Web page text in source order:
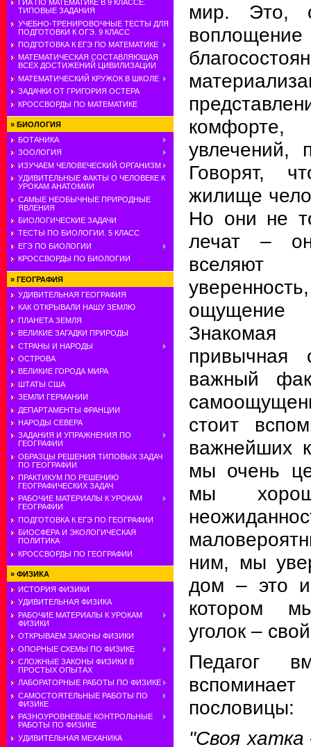
ГИА ПО МАТЕМАТИКЕ В 9 КЛАССЕ.
ТИПОВЫЕ ЗАДАНИЯ
УЧЕБНО-ТРЕНИРОВОЧНЫЕ ТЕСТЫ ДЛЯ
ПОДГОТОВКИ К ОГЭ. 9 КЛАСС
ПОДГОТОВКА К ЕГЭ ПО МАТЕМАТИКЕ
МАТЕМАТИЧЕСКАЯ СОСТАВЛЯЮЩАЯ
ВСЕХ ДОСТИЖЕНИЙ ЦИВИЛИЗАЦИИ
МАТЕМАТИЧЕСКИЙ КРУЖОК В ШКОЛЕ
ЗАДАЧКИ ОТ ГРИГОРИЯ ОСТЕРА
КРОССВОРДЫ ПО МАТЕМАТИКЕ
» БИОЛОГИЯ
БОТАНИКА
ЗООЛОГИЯ
ИЗУЧАЕМ ЧЕЛОВЕЧЕСКИЙ ОРГАНИЗМ
УДИВИТЕЛЬНЫЕ ФАКТЫ О ЧЕЛОВЕКЕ К
УРОКАМ АНАТОМИИ
САМЫЕ НЕОБЫЧНЫЕ ПРИРОДНЫЕ
ЯВЛЕНИЯ
БИОЛОГИЧЕСКИЕ ЗАДАЧИ
ТЕСТЫ ПО БИОЛОГИИ. 5 КЛАСС
ЕГЭ ПО БИОЛОГИИ
КРОССВОРДЫ ПО БИОЛОГИИ
» ГЕОГРАФИЯ
УДИВИТЕЛЬНАЯ ГЕОГРАФИЯ
КАК ОТКРЫВАЛИ НАШУ ЗЕМЛЮ
ПЛАНЕТА ЗЕМЛЯ
ВЕЛИКИЕ ЗАГАДКИ ПРИРОДЫ
СТРАНЫ И НАРОДЫ
ОСТРОВА
ВЕЛИКИЕ ГОРОДА МИРА
ШТАТЫ США
ЗЕМЛИ ГЕРМАНИИ
ДЕПАРТАМЕНТЫ ФРАНЦИИ
НАРОДЫ СЕВЕРА
ЗАДАНИЯ И УПРАЖНЕНИЯ ПО
ГЕОГРАФИИ
ОБРАЗЦЫ РЕШЕНИЯ ТИПОВЫХ ЗАДАЧ
ПО ГЕОГРАФИИ
ПРАКТИКУМ ПО РЕШЕНИЮ
ГЕОГРАФИЧЕСКИХ ЗАДАЧ
РАБОЧИЕ МАТЕРИАЛЫ К УРОКАМ
ГЕОГРАФИИ
ПОДГОТОВКА К ЕГЭ ПО ГЕОГРАФИИ
БИОСФЕРА И ЭКОЛОГИЧЕСКАЯ
ПОЛИТИКА
КРОССВОРДЫ ПО ГЕОГРАФИИ
» ФИЗИКА
ИСТОРИЯ ФИЗИКИ
УДИВИТЕЛЬНАЯ ФИЗИКА
РАБОЧИЕ МАТЕРИАЛЫ К УРОКАМ
ФИЗИКИ
ОТКРЫВАЕМ ЗАКОНЫ ФИЗИКИ
ОПОРНЫЕ СХЕМЫ ПО ФИЗИКЕ
СЛОЖНЫЕ ЗАКОНЫ ФИЗИКИ В
ПРОСТЫХ ОПЫТАХ
ЛАБОРАТОРНЫЕ РАБОТЫ ПО ФИЗИКЕ
САМОСТОЯТЕЛЬНЫЕ РАБОТЫ ПО
ФИЗИКЕ
РАЗНОУРОВНЕВЫЕ КОНТРОЛЬНЫЕ
РАБОТЫ ПО ФИЗИКЕ
УДИВИТЕЛЬНАЯ МЕХАНИКА
мир. Это,
увлечений,
Говорят,
жилище
Но они не
лечат –
привычная
важный
стоит
важнейших
мы очень
мы
ним, мы
дом – это
котором
уголок –
Педагог
пословицы:
"Своя хатка